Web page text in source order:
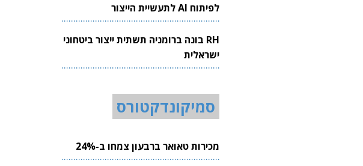
לפיתוח AI לתעשיית הייצור
RH בונה ברומניה תשתית ייצור ביטחוני
ישראלית
סמיקונדקטורס
מכירות טאואר ברבעון צמחו ב-24%